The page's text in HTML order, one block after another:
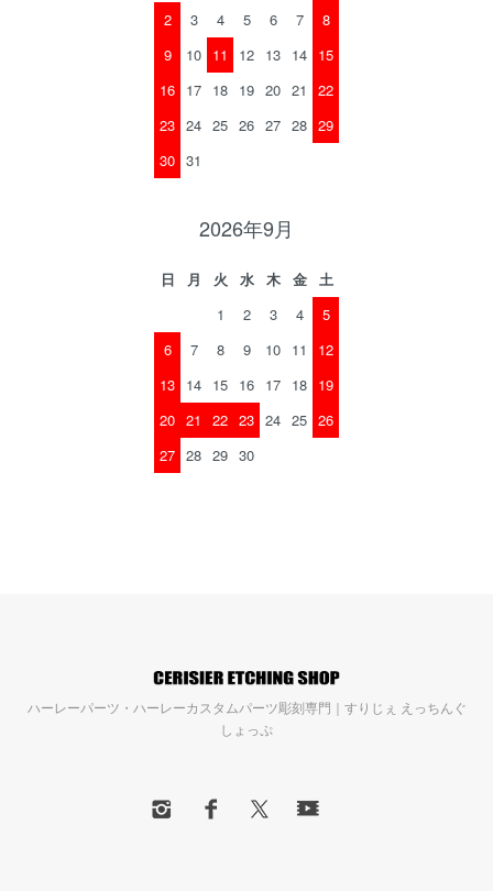
2
3 4 5 6 7
8
9
10 11 12 13 14 15
16 17 18 19 20 21
22
23 24 25 26 27 28 29
30 31
2026年9月
日 月 火 水 木 金
土
1
2 3 4
5
6
7 8 9 10 11
12
13 14 15 16 17 18 19
20 21 22 23 24 25 26
27 28 29 30
ハーレーパーツ・ハーレーカスタムパーツ彫刻専門｜すりじぇ えっちんぐ
しょっぷ